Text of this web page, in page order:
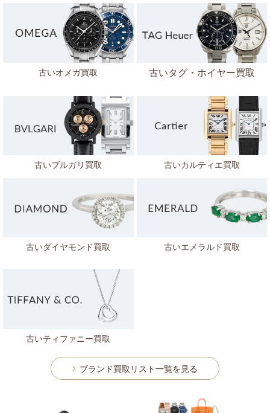
古いオメガ買取 古いタグ・ホイヤー買取
古いブルガリ買取 古いカルティエ買取
古いダイヤモンド買取 古いエメラルド買取
古いティファニー買取
ブランド買取リスト一覧を見る